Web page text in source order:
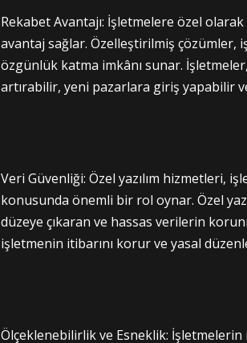
Rekabet Avantajı: İşletmelere özel
avantaj sağlar. Özelleştirilmiş çözümler,
özgünlük katma imkânı sunar.
artırabilir, yeni pazarlara giriş yapabilir
Veri Güvenliği: Özel yazılım hizmetleri,
konusunda önemli bir rol oynar. Özel
düzeye çıkaran ve hassas verilerin
işletmenin itibarını korur ve yasal
Ölçeklenebilirlik ve Esneklik: İşletmelerin